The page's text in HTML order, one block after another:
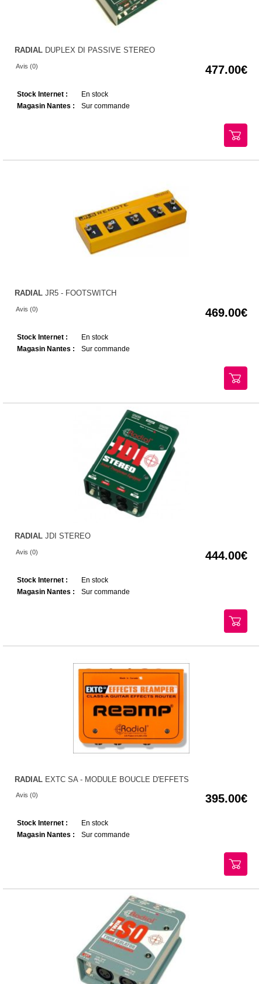
RADIAL DUPLEX DI PASSIVE STEREO
Avis (0) 477.00
Stock Internet :
En stock
Magasin Nantes :
Sur commande
RADIAL JR5 - FOOTSWITCH
Avis (0) 469.00
Stock Internet :
En stock
Magasin Nantes :
Sur commande
RADIAL JDI STEREO
Avis (0) 444.00
Stock Internet :
En stock
Magasin Nantes :
Sur commande
RADIAL EXTC SA - MODULE BOUCLE D'EFFETS
Avis (0) 395.00
Stock Internet :
En stock
Magasin Nantes :
Sur commande